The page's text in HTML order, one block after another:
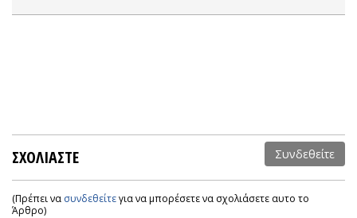
ΣΧΟΛΙΑΣΤΕ Συνδεθείτε
(Πρέπει να συνδεθείτεγια να μπορέσετε να σχολιάσετε αυτο το
Άρθρο)